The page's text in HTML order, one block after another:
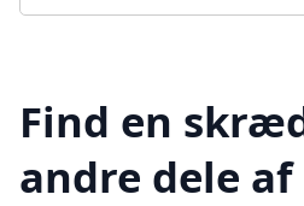
Find en
andre dele